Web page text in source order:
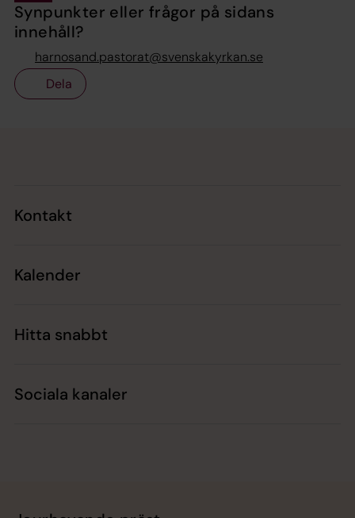
Synpunkter eller frågor på sidans
innehåll?
harnosand.pastorat@svenskakyrkan.se
Dela
Kontakt
Kalender
Hitta snabbt
Sociala kanaler